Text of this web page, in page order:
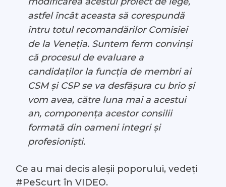
astfel încât aceasta să corespundă
întru totul recomandărilor Comisiei
de la Veneția. Suntem ferm convinși
că procesul de evaluare a
candidaților la funcția de membri ai
CSM și CSP se va desfășura cu brio și
vom avea, către luna mai a acestui
an, componența acestor consilii
formată din oameni integri și
profesioniști.
Ce au mai decis aleșii poporului, vedeți
#PeScurt în VIDEO.